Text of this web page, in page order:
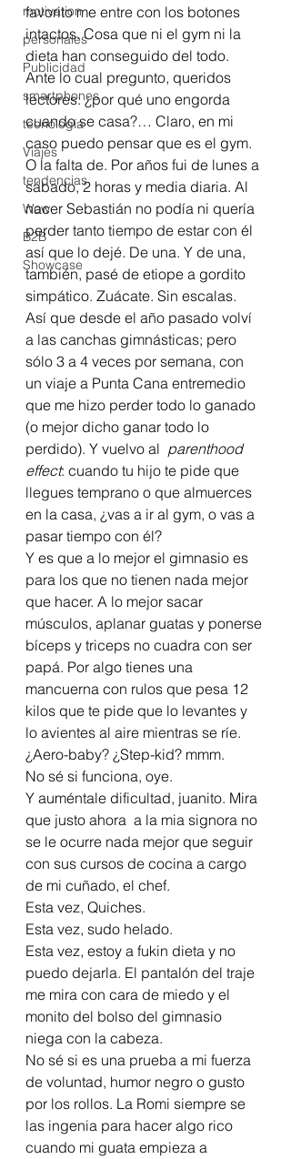
motivation
personales
Publicidad
smartphones
tecnología
Viajes
tendencias
Wow
B2B
Showcase
favorito me entre con los botones
intactos. Cosa que ni el gym ni la
dieta han conseguido del todo.
Ante lo cual pregunto, queridos
lectores: ¿por qué uno engorda
cuando se casa?… Claro, en mi
caso puedo pensar que es el gym.
O la falta de. Por años fui de lunes a
sábado, 2 horas y media diaria. Al
nacer Sebastián no podía ni quería
perder tanto tiempo de estar con él
así que lo dejé. De una. Y de una,
también, pasé de etiope a gordito
simpático. Zuácate. Sin escalas.
Así que desde el año pasado volví
a las canchas gimnásticas; pero
sólo 3 a 4 veces por semana, con
un viaje a Punta Cana entremedio
que me hizo perder todo lo ganado
(o mejor dicho ganar todo lo
perdido). Y vuelvo al parenthood
effect: cuando tu hijo te pide que
llegues temprano o que almuerces
en la casa, ¿vas a ir al gym, o vas a
pasar tiempo con él?
Y es que a lo mejor el gimnasio es
para los que no tienen nada mejor
que hacer. A lo mejor sacar
músculos, aplanar guatas y ponerse
bíceps y triceps no cuadra con ser
papá. Por algo tienes una
mancuerna con rulos que pesa 12
kilos que te pide que lo levantes y
lo avientes al aire mientras se ríe.
¿Aero-baby? ¿Step-kid? mmm.
No sé si funciona, oye.
Y auméntale dificultad, juanito. Mira
que justo ahora  a la mia signora no
se le ocurre nada mejor que seguir
con sus cursos de cocina a cargo
de mi cuñado, el chef.
Esta vez, Quiches.
Esta vez, sudo helado.
Esta vez, estoy a fukin dieta y no
puedo dejarla. El pantalón del traje
me mira con cara de miedo y el
monito del bolso del gimnasio
niega con la cabeza.
No sé si es una prueba a mi fuerza
de voluntad, humor negro o gusto
por los rollos. La Romi siempre se
las ingenia para hacer algo rico
cuando mi guata empieza a